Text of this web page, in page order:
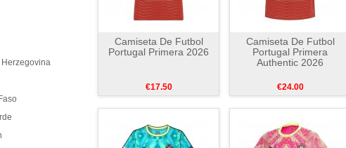
Herzegovina
Camiseta De Futbol
Portugal Primera 2026
€17.50
Camiseta De Futbol
Portugal Primera
Authentic 2026
€24.00